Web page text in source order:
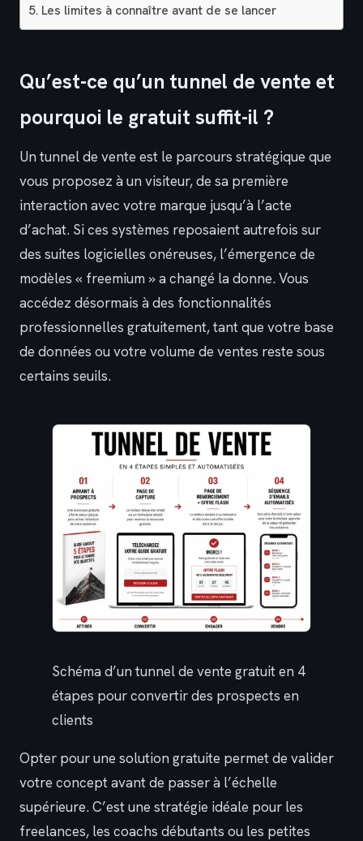
Les limites à connaître avant de se lancer
Qu’est-ce qu’un tunnel de vente et
pourquoi le gratuit suffit-il ?
Un tunnel de vente est le parcours stratégique que
vous proposez à un visiteur, de sa première
interaction avec votre marque jusqu’à l’acte
d’achat. Si ces systèmes reposaient autrefois sur
des suites logicielles onéreuses, l’émergence de
modèles « freemium » a changé la donne. Vous
accédez désormais à des fonctionnalités
professionnelles gratuitement, tant que votre base
de données ou votre volume de ventes reste sous
certains seuils.
Schéma d’un tunnel de vente gratuit en 4
étapes pour convertir des prospects en
clients
Opter pour une solution gratuite permet de valider
votre concept avant de passer à l’échelle
supérieure. C’est une stratégie idéale pour les
freelances, les coachs débutants ou les petites